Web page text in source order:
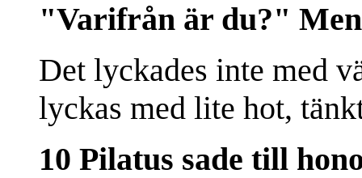
"Varifrån är du?" Men
Det lyckades inte med
lyckas med lite hot,
10 Pilatus sade till